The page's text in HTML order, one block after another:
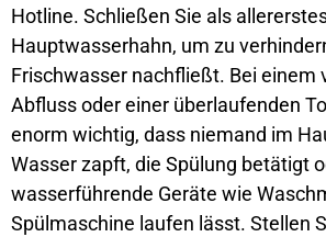
Hotline. Schließen Sie als
Hauptwasserhahn, um zu
Frischwasser nachfließt. Bei einem
Abfluss oder einer überlaufenden
enorm wichtig, dass niemand im
Wasser zapft, die Spülung betätigt
wasserführende Geräte wie
Spülmaschine laufen lässt. Stellen